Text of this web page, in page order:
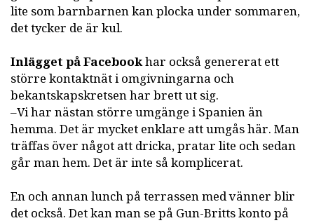
lite som barnbarnen kan plocka under sommaren,
det tycker de är kul.
Inlägget på Facebookhar också genererat ett
större kontaktnät i omgivningarna och
bekantskapskretsen har brett ut sig.
–Vi har nästan större umgänge i Spanien än
hemma. Det är mycket enklare att umgås här. Man
träffas över något att dricka, pratar lite och sedan
går man hem. Det är inte så komplicerat.
En och annan lunch på terrassen med vänner blir
det också. Det kan man se på Gun-Britts konto på